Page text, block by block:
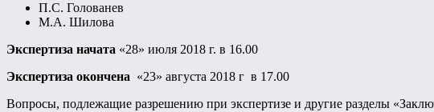
П.С. Голованев
М.А. Шилова
Экспертиза начата «28» июля 2018 г. в 16.00
Экспертиза окончена «23» августа 2018 г в 17.00
Вопросы, подлежащие разрешению при экспертизе и другие разделы